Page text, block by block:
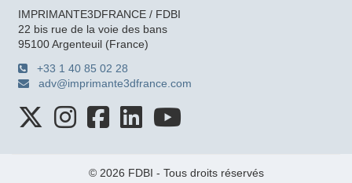
IMPRIMANTE3DFRANCE / FDBI
22 bis rue de la voie des bans
95100 Argenteuil (France)
+33 1 40 85 02 28
adv@imprimante3dfrance.com
© 2026 FDBI - Tous droits réservés